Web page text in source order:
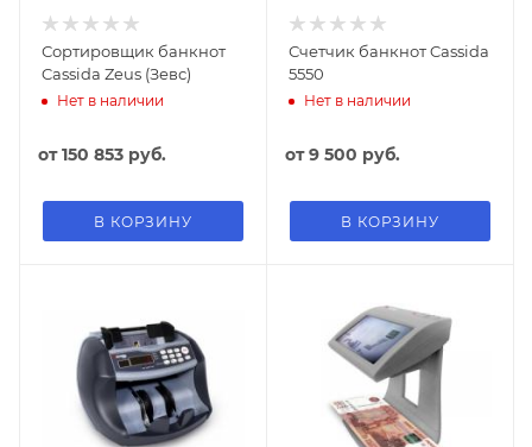
Сортировщик банкнот
Cassida Zeus (Зевс)
Нет в наличии
от150 853 руб.
В КОРЗИНУ
Счетчик банкнот Cassida
5550
Нет в наличии
от9 500 руб.
В КОРЗИНУ